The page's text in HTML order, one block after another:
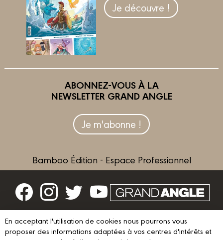
Je découvre !
ABONNEZ-VOUS À LA
NEWSLETTER GRAND ANGLE
Je m'abonne !
Bamboo Édition - Espace Professionnel
Contactez-nous
Devenir partenaire
En acceptant l'utilisation de cookies nous pourrons vous
proposer des informations adaptées à vos centres d'intérêts et